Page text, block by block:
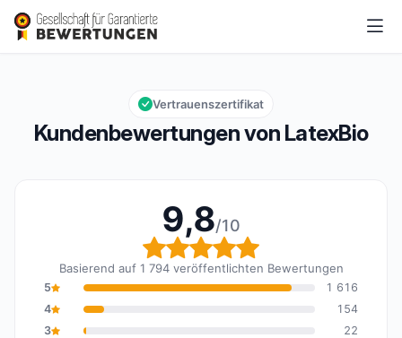
LatexBio
Gesamtbewertung: 9,8 von 10
9,8/10
Kundenbewertungen von LatexBio
Vertrauenszertifikat
9,8/10
Gesamtbewertung: 9,8
Basierend auf 1 794 veröffentlichten Bewertungen
5
1 616
4
154
3
22